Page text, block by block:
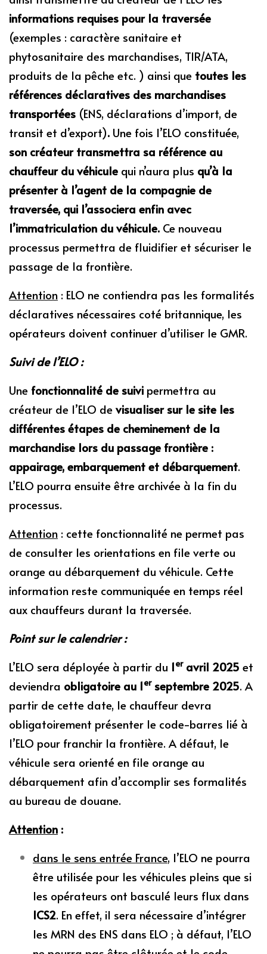
informations requises pour la traversée
(exemples : caractère sanitaire et
phytosanitaire des marchandises, TIR/ATA,
produits de la pêche etc. ) ainsi que toutes les
références déclaratives des marchandises
transportées (ENS, déclarations d’import, de
transit et d’export). Une fois l’ELO constituée,
son créateur transmettra sa référence au
chauffeur du véhicule qui n’aura plus qu’à la
présenter à l’agent de la compagnie de
traversée, qui l’associera enfin avec
l’immatriculation du véhicule. Ce nouveau
processus permettra de fluidifier et sécuriser le
passage de la frontière.
Attention : ELO ne contiendra pas les formalités
déclaratives nécessaires coté britannique, les
opérateurs doivent continuer d’utiliser le GMR.
Suivi de l’ELO :
Une fonctionnalité de suivi permettra au
créateur de l’ELO de visualiser sur le site les
différentes étapes de cheminement de la
marchandise lors du passage frontière :
appairage, embarquement et débarquement.
L’ELO pourra ensuite être archivée à la fin du
processus.
Attention : cette fonctionnalité ne permet pas
de consulter les orientations en file verte ou
orange au débarquement du véhicule. Cette
information reste communiquée en temps réel
aux chauffeurs durant la traversée.
Point sur le calendrier :
L’ELO sera déployée à partir du 1eravril 2025 et
deviendra obligatoire au 1erseptembre 2025. A
partir de cette date, le chauffeur devra
obligatoirement présenter le code-barres lié à
l’ELO pour franchir la frontière. A défaut, le
véhicule sera orienté en file orange au
débarquement afin d’accomplir ses formalités
au bureau de douane.
Attention :
dans le sens entrée France, l’ELO ne pourra
être utilisée pour les véhicules pleins que si
les opérateurs ont basculé leurs flux dans
ICS2. En effet, il sera nécessaire d’intégrer
les MRN des ENS dans ELO ; à défaut, l’ELO